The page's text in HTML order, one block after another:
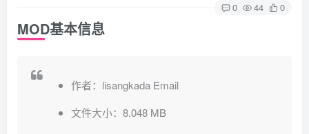
0 44 0
MOD基本信息
作者：lisangkada Email
文件大小：8.048 MB